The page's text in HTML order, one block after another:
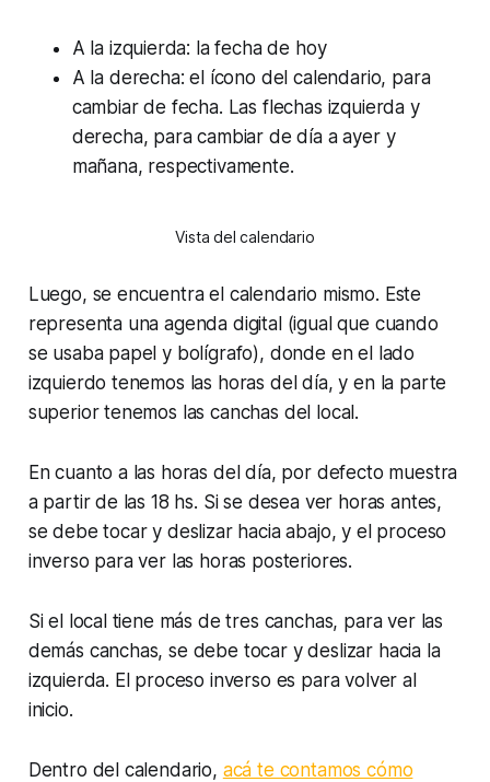
A la izquierda: la fecha de hoy
A la derecha: el ícono del calendario, para
cambiar de fecha. Las flechas izquierda y
derecha, para cambiar de día a ayer y
mañana, respectivamente.
Vista del calendario
Luego, se encuentra el calendario mismo. Este
representa una agenda digital (igual que cuando
se usaba papel y bolígrafo), donde en el lado
izquierdo tenemos las horas del día, y en la parte
superior tenemos las canchas del local.
En cuanto a las horas del día, por defecto muestra
a partir de las 18 hs. Si se desea ver horas antes,
se debe tocar y deslizar hacia abajo, y el proceso
inverso para ver las horas posteriores.
Si el local tiene más de tres canchas, para ver las
demás canchas, se debe tocar y deslizar hacia la
izquierda. El proceso inverso es para volver al
inicio.
Dentro del calendario, acá te contamos cómo